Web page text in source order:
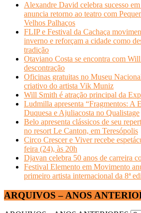
Alexandre David celebra sucesso
anuncia retorno ao teatro com
Velhos Palhaços
FLIP e Festival da Cachaça
inverno e reforçam a cidade como
tradição
Otaviano Costa se encontra com
descontração
Oficinas gratuitas no Museu
criativo do artista Vik Muniz
Will Smith é atração principal da
Ludmilla apresenta “Fragmentos: A
Duquesa e Ajuliacosta no Qualistage
Belo apresenta clássicos de seu
no resort Le Canton, em Teresópolis
Circo Crescer e Viver recebe
feira (24), às 20h
Djavan celebra 50 anos de carreira
Festival Elemento em Movimento
primeiro artista internacional da 8ª
ARQUIVOS – ANOS